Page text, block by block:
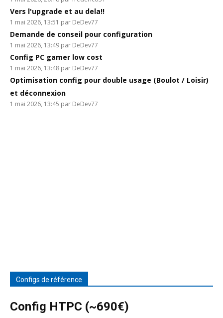
Vers l'upgrade et au dela!!
1 mai 2026, 13:51 par DeDev77
Demande de conseil pour configuration
1 mai 2026, 13:49 par DeDev77
Config PC gamer low cost
1 mai 2026, 13:48 par DeDev77
Optimisation config pour double usage (Boulot / Loisir)
et déconnexion
1 mai 2026, 13:45 par DeDev77
Configs de référence
Config HTPC (~690€)